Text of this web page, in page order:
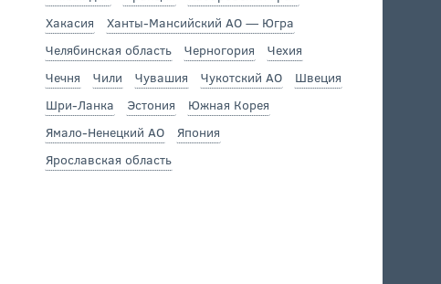
Хакасия
Ханты-Мансийский АО — Югра
Челябинская область
Черногория
Чехия
Чечня
Чили Чувашия Чукотский АО
Швеция
Шри-Ланка
Эстония
Южная Корея
Ямало-Ненецкий АО
Япония
Ярославская область